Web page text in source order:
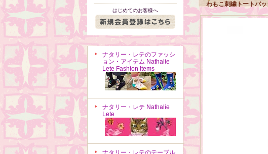
はじめてのお客様へ
ナタリー・レテのファッシ
ョン・アイテム Nathalie
Lete Fashion Items
ナタリー・レテ Nathalie
Lete
ナタリー・レテのテーブル
わもこ刺繍トートバ